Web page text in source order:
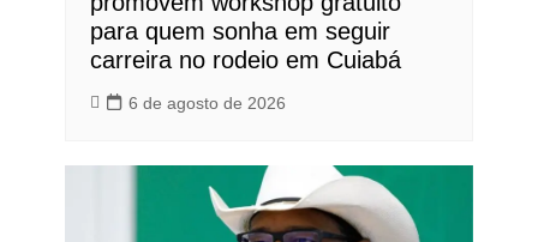
para quem sonha em seguir
carreira no rodeio em Cuiabá
6 de agosto de 2026